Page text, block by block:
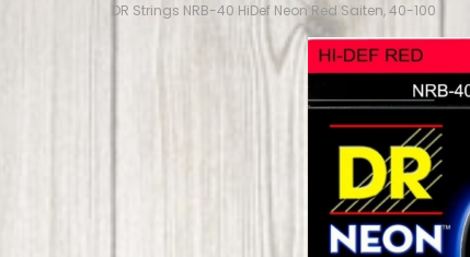
DR Strings NRB-40 HiDef Neon Red Saiten, 40-100